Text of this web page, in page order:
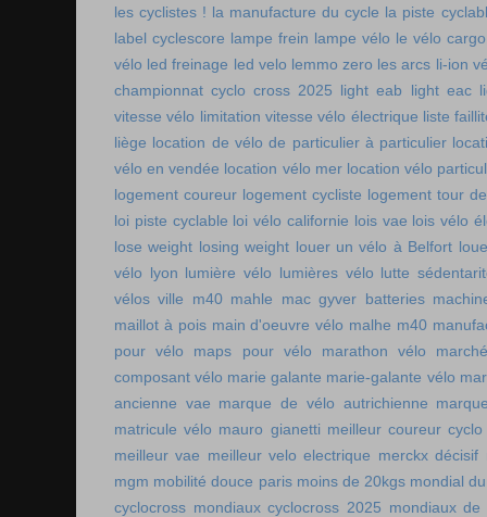
les cyclistes ! la manufacture du cycle la piste
label cyclescore lampe frein lampe vélo le vélo
vélo led freinage led velo lemmo zero les arcs li-ion
championnat cyclo cross 2025 light eab light eac
vitesse vélo limitation vitesse vélo électrique liste
liège location de vélo de particulier à particulier
vélo en vendée location vélo mer location vélo
logement coureur logement cycliste logement tour
loi piste cyclable loi vélo californie lois vae lois vélo
lose weight losing weight louer un vélo à Belfort
vélo lyon lumière vélo lumières vélo lutte
vélos ville
m40 mahle mac gyver batteries
maillot à pois main d'oeuvre vélo malhe m40
pour vélo
maps pour vélo marathon vélo
composant vélo marie galante marie-galante vélo
ancienne vae marque de vélo autrichienne
matricule vélo mauro gianetti meilleur coureur
meilleur vae meilleur velo electrique merckx décisif
mgm mobilité douce paris moins de 20kgs mondial
cyclocross mondiaux cyclocross 2025 mondiaux de